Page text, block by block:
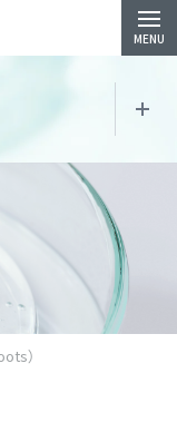
）